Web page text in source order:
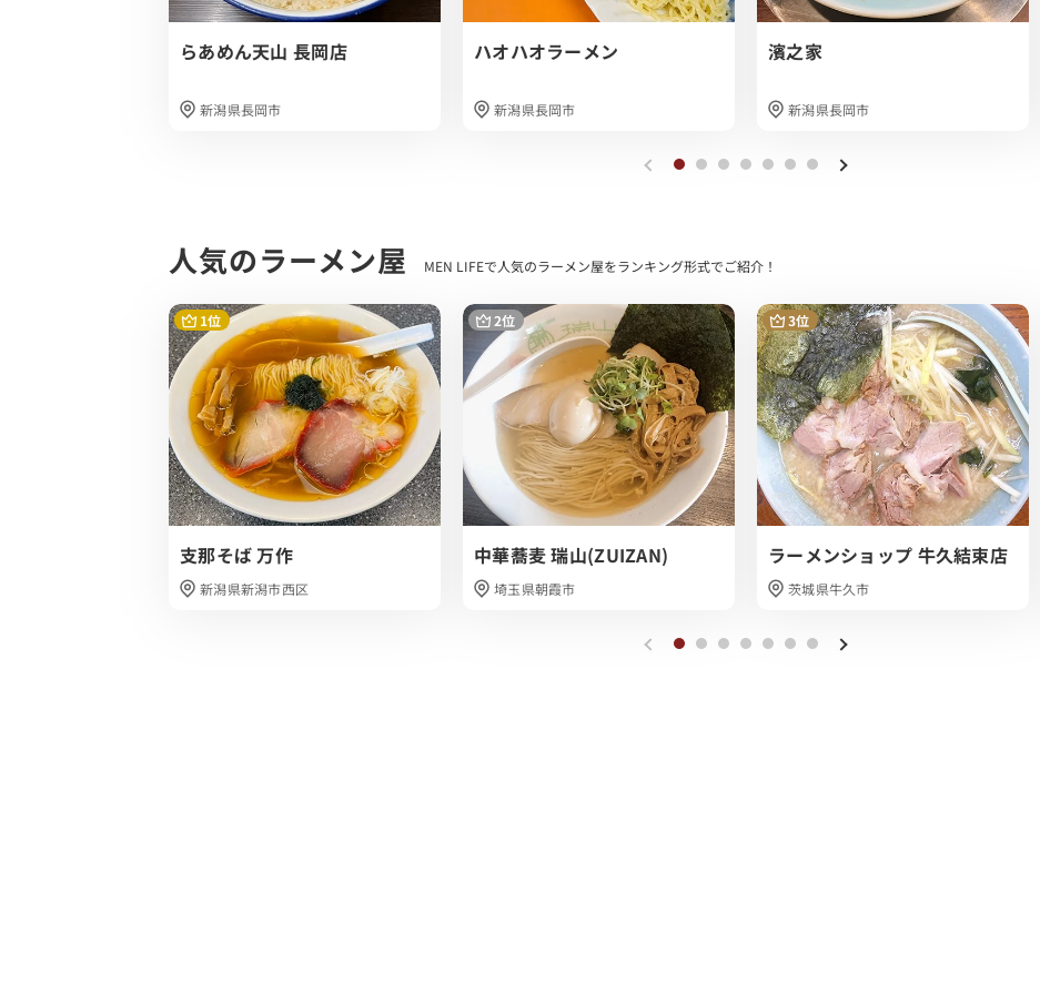
らあめん天山 長岡店
新潟県長岡市
ハオハオラーメン
新潟県長岡市
濱之家
新潟県長岡市
人気のラーメン屋 MEN LIFEで人気のラーメン屋をランキング形式でご紹介！
1位
支那そば 万作
新潟県新潟市西区
2位
中華蕎麦 瑞山(ZUIZAN)
埼玉県朝霞市
3位
ラーメンショップ 牛久結束店
茨城県牛久市